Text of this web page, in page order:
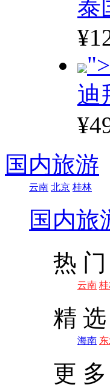
泰
">
迪
国内旅游
云南 北京 桂林
国内旅
热 门
云南
精 选
海南
更 多